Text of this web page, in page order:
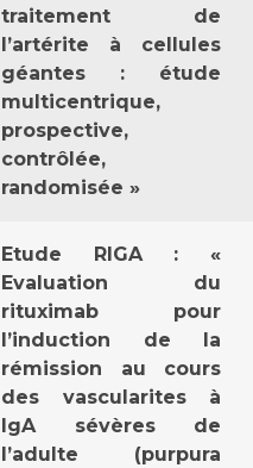
traitement de
l’artérite à cellules
géantes : étude
multicentrique,
prospective,
contrôlée,
randomisée »
Etude RIGA : «
Evaluation du
rituximab pour
l’induction de la
rémission au cours
des vascularites à
IgA sévères de
l’adulte (purpura